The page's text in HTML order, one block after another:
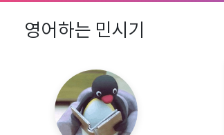
영어하는 민시기